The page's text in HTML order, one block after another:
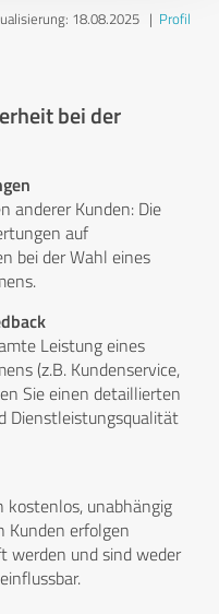
18.08.2025| Profil
bei der
anderer Kunden: Die
auf
bei der Wahl eines
Leistung eines
(z.B. Kundenservice,
Sie einen detaillierten
Dienstleistungsqualität
kostenlos, unabhängig
Kunden erfolgen
werden und sind weder